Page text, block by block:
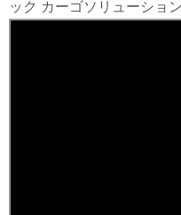
ック カーゴソリューショ